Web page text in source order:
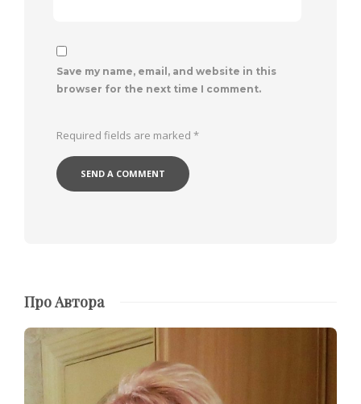
Save my name, email, and website in this
browser for the next time I comment.
Required fields are marked *
Про Автора